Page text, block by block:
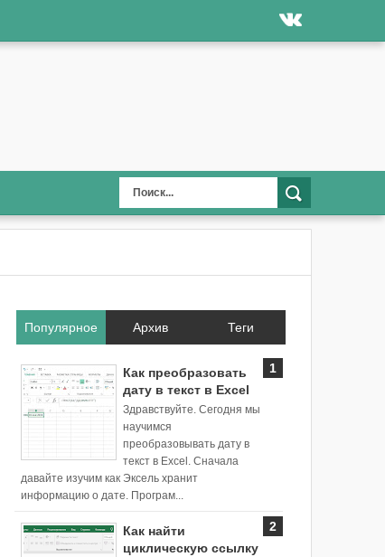
Популярное Архив Теги
Как преобразовать
дату в текст в Excel
Здравствуйте. Сегодня мы
научимся
преобразовывать дату в
текст в Excel. Сначала
давайте изучим как Эксель хранит
информацию о дате. Програм...
Как найти
циклическую ссылку